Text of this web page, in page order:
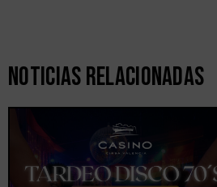
Noticias Relacionadas